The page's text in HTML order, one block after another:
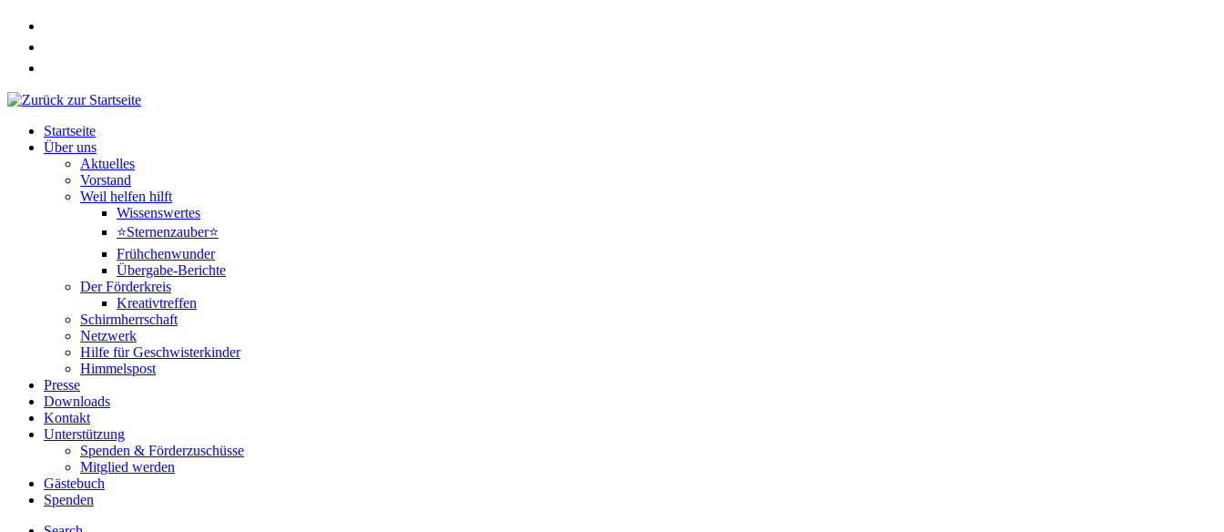
Zum
springen
Startseite
Über uns
Aktuelles
Vorstand
Weil helfen hilft
Wissenswertes
⭐Sternenzauber⭐
Frühchenwunder
Übergabe-Berichte
Der Förderkreis
Kreativtreffen
Schirmherrschaft
Netzwerk
Hilfe für Geschwisterkinder
Himmelspost
Presse
Downloads
Kontakt
Unterstützung
Spenden & Förderzuschüsse
Mitglied werden
Gästebuch
Spenden